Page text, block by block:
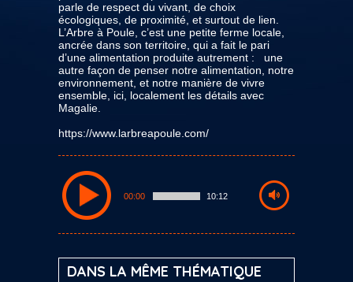
parle de respect du vivant, de choix
écologiques, de proximité, et surtout de lien.
L’Arbre à Poule, c’est une petite ferme locale,
ancrée dans son territoire, qui a fait le pari
d’une alimentation produite autrement : une
autre façon de penser notre alimentation, notre
environnement, et notre manière de vivre
ensemble, ici, localement les détails avec
Magalie.
https://www.larbreapoule.com/
00:00 10:12
DANS LA MÊME THÉMATIQUE